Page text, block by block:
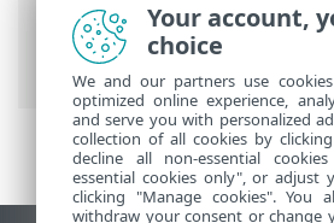
Guida online ESET
ESET
Security for Android
Your account,
choice
We and our partners use
optimized online experience,
and serve you with personalized
collection of all cookies by
decline all non-essential
essential cookies only", or adjust
clicking "Manage cookies".
withdraw your consent or change